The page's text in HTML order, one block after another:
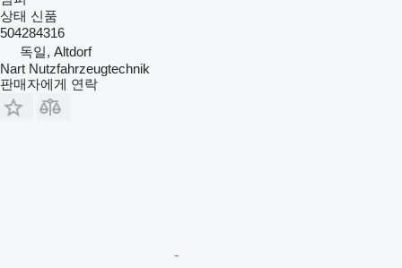
상태 신품
504284316
독일, Altdorf
Nart Nutzfahrzeugtechnik
판매자에게 연락